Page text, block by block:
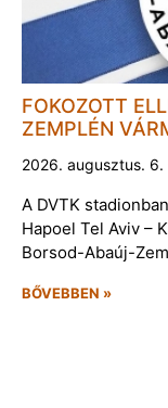
FOKOZOTT
ZEMPLÉN
2026. augusztus.
A DVTK
Hapoel Tel Aviv –
Borsod-Abaúj-
BŐVEBBEN »